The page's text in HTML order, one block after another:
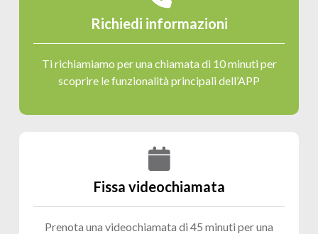
Richiedi informazioni
Ti richiamiamo per una chiamata di 10 minuti per
scoprire le funzionalità principali dell’APP
Fissa videochiamata
Prenota una videochiamata di 45 minuti per una